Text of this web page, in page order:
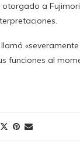
a
«severamente
funciones al